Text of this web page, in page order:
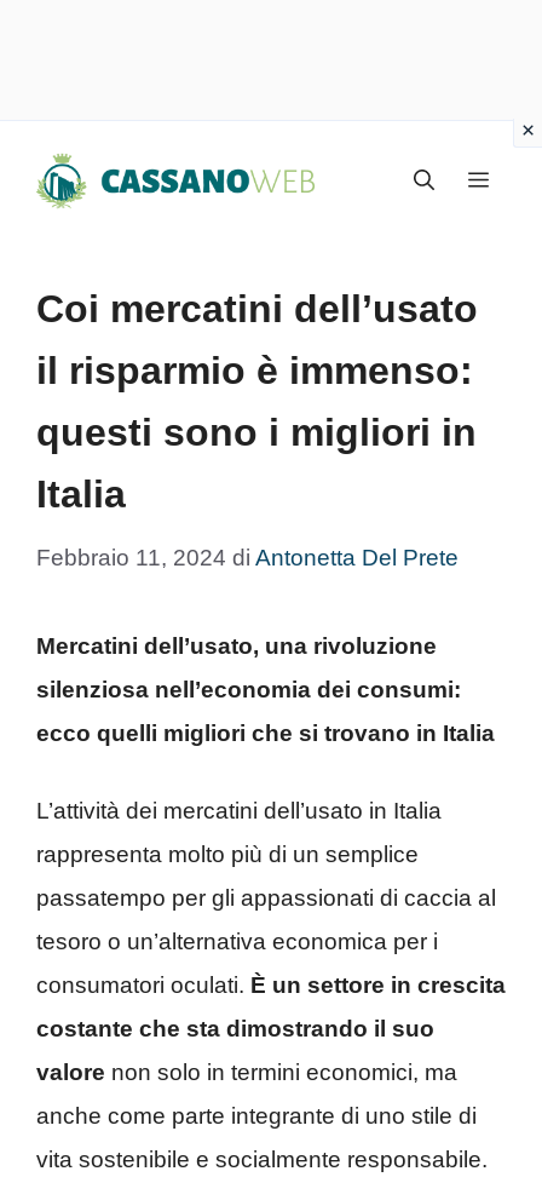
Menu
Coi mercatini dell’usato
il risparmio è immenso:
questi sono i migliori in
Italia
Febbraio 11, 2024 di Antonetta Del Prete
Mercatini dell’usato, una rivoluzione
silenziosa nell’economia dei consumi:
ecco quelli migliori che si trovano in Italia
L’attività dei mercatini dell’usato in Italia
rappresenta molto più di un semplice
passatempo per gli appassionati di caccia al
tesoro o un’alternativa economica per i
consumatori oculati. È un settore in crescita
costante che sta dimostrando il suo
valore non solo in termini economici, ma
anche come parte integrante di uno stile di
vita sostenibile e socialmente responsabile.